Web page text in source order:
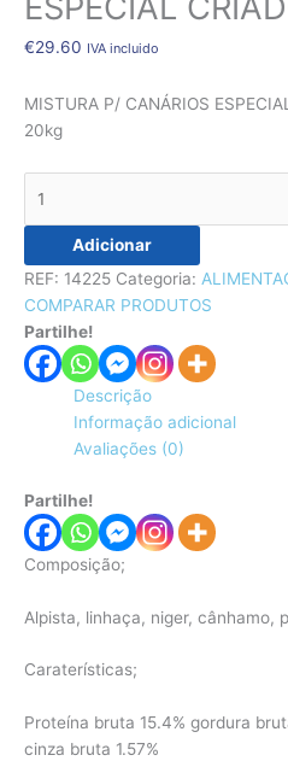
€29.60 IVA incluido
MISTURA P/ CANÁRIOS
20kg
20kg
Adicionar
REF: 14225 Categoria:
COMPARAR PRODUTOS
Partilhe!
Descrição
Informação adicional
Avaliações (0)
Partilhe!
Composição;
Alpista, linhaça, niger, cânhamo,
Caraterísticas;
Proteína bruta 15.4% gordura
cinza bruta 1.57%